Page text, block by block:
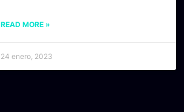
READ MORE »
24 enero, 2023